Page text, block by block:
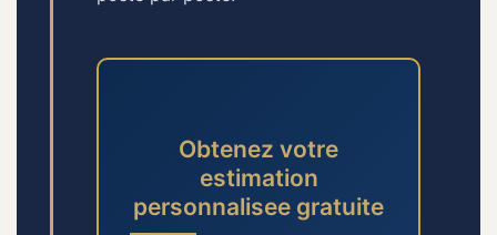
Obtenez votre
estimation
personnalisee gratuite